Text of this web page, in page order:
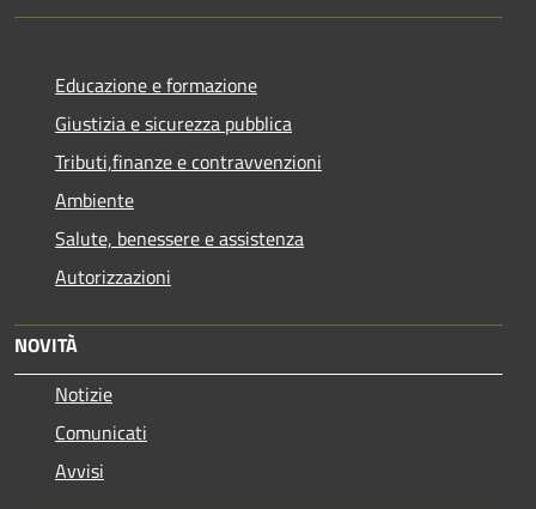
Educazione e formazione
Giustizia e sicurezza pubblica
Tributi,finanze e contravvenzioni
Ambiente
Salute, benessere e assistenza
Autorizzazioni
NOVITÀ
Notizie
Comunicati
Avvisi